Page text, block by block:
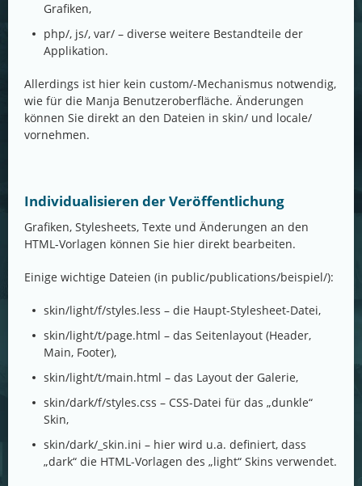
Grafiken,
php/, js/, var/ – diverse weitere Bestandteile der
Applikation.
Allerdings ist hier kein custom/-Mechanismus notwendig,
wie für die Manja Benutzeroberfläche. Änderungen
können Sie direkt an den Dateien in skin/ und locale/
vornehmen.
Individualisieren der Veröffentlichung
Grafiken, Stylesheets, Texte und Änderungen an den
HTML-Vorlagen können Sie hier direkt bearbeiten.
Einige wichtige Dateien (in public/publications/beispiel/):
skin/light/f/styles.less – die Haupt-Stylesheet-Datei,
skin/light/t/page.html – das Seitenlayout (Header,
Main, Footer),
skin/light/t/main.html – das Layout der Galerie,
skin/dark/f/styles.css – CSS-Datei für das „dunkle“
Skin,
skin/dark/_skin.ini – hier wird u.a. definiert, dass
„dark“ die HTML-Vorlagen des „light“ Skins verwendet.